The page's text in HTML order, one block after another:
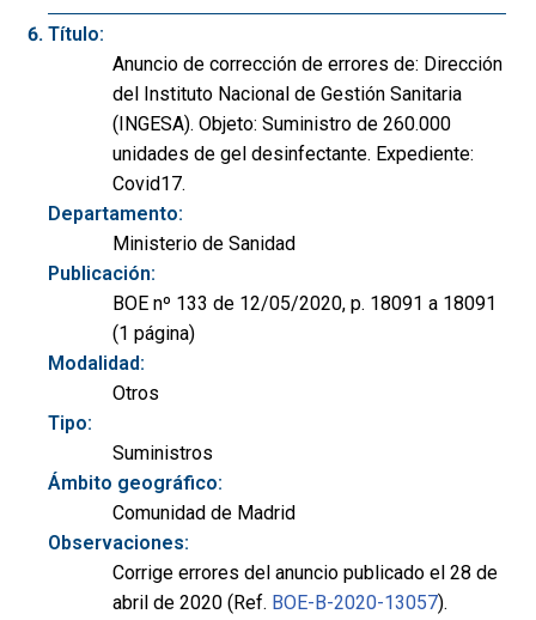
Título:
Anuncio de corrección de errores de: Dirección
del Instituto Nacional de Gestión Sanitaria
(INGESA). Objeto: Suministro de 260.000
unidades de gel desinfectante. Expediente:
Covid17.
Departamento:
Ministerio de Sanidad
Publicación:
BOE nº 133 de 12/05/2020, p. 18091 a 18091
(1 página)
Modalidad:
Otros
Tipo:
Suministros
Ámbito geográfico:
Comunidad de Madrid
Observaciones:
Corrige errores del anuncio publicado el 28 de
abril de 2020 (Ref. BOE-B-2020-13057).